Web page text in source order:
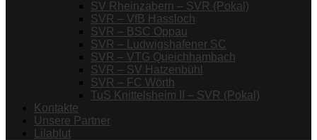
SV Rheinzabern – SVR (Pokal)
SVR – VfB Hassloch
SVR – BSC Oppau
SVR – Ludwigshafener SC
SVR – VTG Queichhambach
SVR – SV Hatzenbühl
SVR – FC Wörth
TuS Knittelsheim II – SVR (Pokal)
Kontakte
Unsere Partner
Lilablut